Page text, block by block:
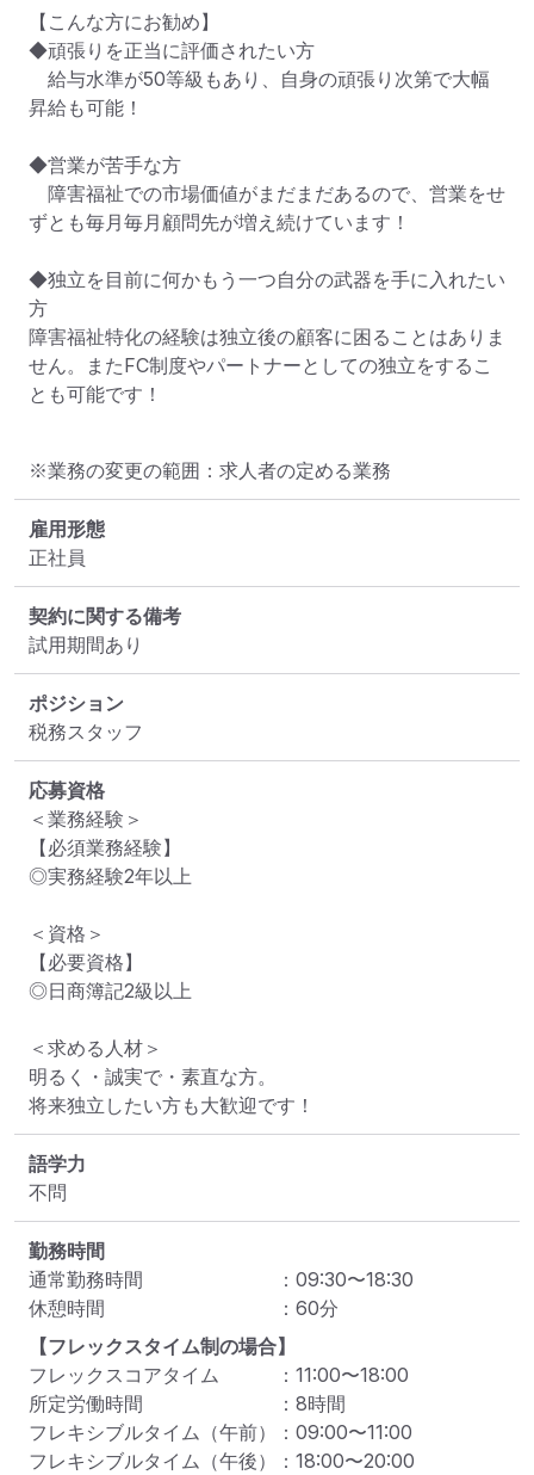
【こんな方にお勧め】
◆頑張りを正当に評価されたい方
給与水準が50等級もあり、自身の頑張り次第で大幅
昇給も可能！
◆営業が苦手な方
障害福祉での市場価値がまだまだあるので、営業をせ
ずとも毎月毎月顧問先が増え続けています！
◆独立を目前に何かもう一つ自分の武器を手に入れたい
方
障害福祉特化の経験は独立後の顧客に困ることはありま
せん。またFC制度やパートナーとしての独立をするこ
とも可能です！
※業務の変更の範囲：求人者の定める業務
雇用形態
正社員
契約に関する備考
試用期間あり
ポジション
税務スタッフ
応募資格
＜業務経験＞
【必須業務経験】
◎実務経験2年以上
＜資格＞
【必要資格】
◎日商簿記2級以上
＜求める人材＞
明るく・誠実で・素直な方。
将来独立したい方も大歓迎です！
語学力
不問
勤務時間
通常勤務時間
： 09:30〜18:30
休憩時間
： 60分
【フレックスタイム制の場合】
フレックスコアタイム
： 11:00〜18:00
所定労働時間
： 8時間
フレキシブルタイム（午前）
： 09:00〜11:00
フレキシブルタイム（午後）
： 18:00〜20:00